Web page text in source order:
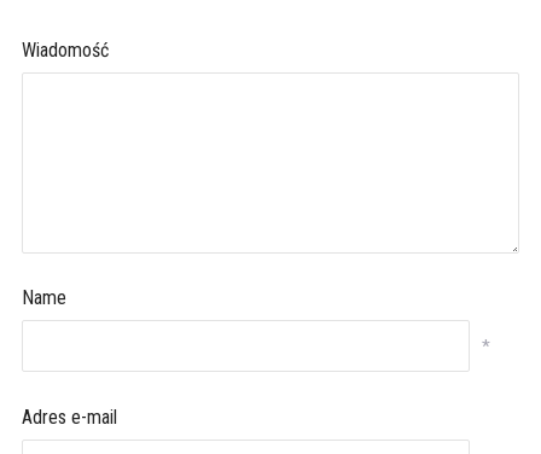
Wiadomość
Name
*
Adres e-mail